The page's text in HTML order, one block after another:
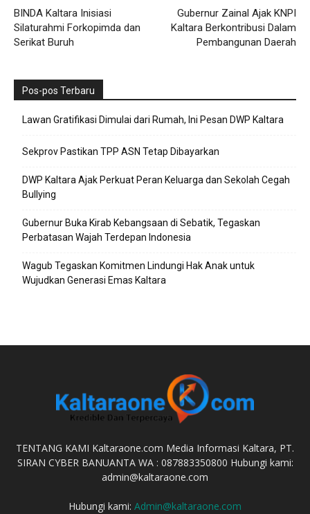
BINDA Kaltara Inisiasi
Silaturahmi Forkopimda dan
Serikat Buruh
Gubernur Zainal Ajak KNPI
Kaltara Berkontribusi Dalam
Pembangunan Daerah
Pos-pos Terbaru
Lawan Gratifikasi Dimulai dari Rumah, Ini Pesan DWP Kaltara
Sekprov Pastikan TPP ASN Tetap Dibayarkan
DWP Kaltara Ajak Perkuat Peran Keluarga dan Sekolah Cegah
Bullying
Gubernur Buka Kirab Kebangsaan di Sebatik, Tegaskan
Perbatasan Wajah Terdepan Indonesia
Wagub Tegaskan Komitmen Lindungi Hak Anak untuk
Wujudkan Generasi Emas Kaltara
TENTANG KAMI Kaltaraone.com Media Informasi Kaltara, PT.
SIRAN CYBER BANUANTA WA : 087883350800 Hubungi kami:
admin@kaltaraone.com
Hubungi kami: Admin@kaltaraone.com